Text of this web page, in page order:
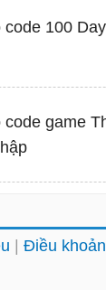
100
code game
Điều khoản